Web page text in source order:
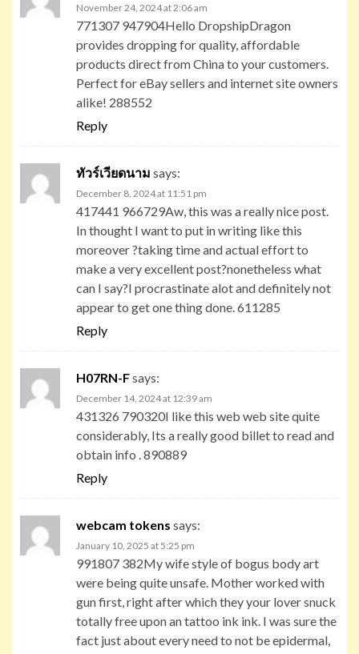
November 24, 2024 at 2:06 am
771307 947904Hello DropshipDragon
provides dropping for quality, affordable
products direct from China to your customers.
Perfect for eBay sellers and internet site owners
alike! 288552
Reply
ทัวร์เวียดนาม says:
December 8, 2024 at 11:51 pm
417441 966729Aw, this was a really nice post.
In thought I want to put in writing like this
moreover ?taking time and actual effort to
make a very excellent post?nonetheless what
can I say?I procrastinate alot and definitely not
appear to get one thing done. 611285
Reply
H07RN-Fsays:
December 14, 2024 at 12:39 am
431326 790320I like this web web site quite
considerably, Its a really good billet to read and
obtain info . 890889
Reply
webcam tokens says:
January 10, 2025 at 5:25 pm
991807 382My wife style of bogus body art
were being quite unsafe. Mother worked with
gun first, right after which they your lover snuck
totally free upon an tattoo ink ink. I was sure the
fact just about every need to not be epidermal,